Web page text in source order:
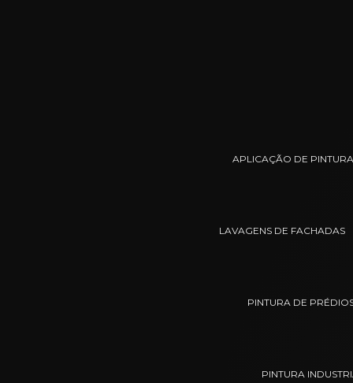
APLICAÇÃO DE
LAVAGENS DE FACHADAS
PINTURA DE
PINTURA